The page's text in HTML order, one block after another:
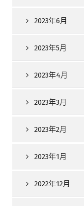
2023年6月
2023年5月
2023年4月
2023年3月
2023年2月
2023年1月
2022年12月